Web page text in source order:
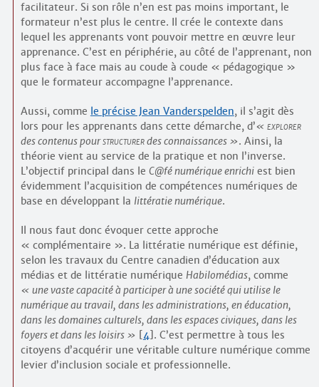
facilitateur. Si son rôle n’en est pas moins important, le
formateur n’est plus le centre. Il crée le contexte dans
lequel les apprenants vont pouvoir mettre en œuvre leur
apprenance. C’est en périphérie, au côté de l’apprenant, non
plus face à face mais au coude à coude « pédagogique »
que le formateur accompagne l’apprenance.
Aussi, comme le précise Jean Vanderspelden, il s’agit dès
lors pour les apprenants dans cette démarche, d’
explorer
des contenus pourstructurerdes connaissances
. Ainsi, la
théorie vient au service de la pratique et non l’inverse.
L’objectif principal dans le C@fé numérique enrichiest bien
évidemment l’acquisition de compétences numériques de
base en développant la littératie numérique.
Il nous faut donc évoquer cette approche
« complémentaire ». La littératie numérique est définie,
selon les travaux du Centre canadien d’éducation aux
médias et de littératie numérique Habilomédias, comme
une vaste capacité à participer à une société qui utilise le
numérique au travail, dans les administrations, en éducation,
dans les domaines culturels, dans les espaces civiques, dans les
foyers et dans les loisirs
4] . C’est permettre à tous les
citoyens d’acquérir une véritable culture numérique comme
levier d’inclusion sociale et professionnelle.